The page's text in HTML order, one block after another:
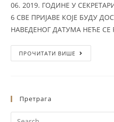
06. 2019. ГОДИНЕ У
6 СВЕ ПРИЈАВЕ КОЈЕ БУДУ
НАВЕДЕНОГ ДАТУМА НЕЋЕ СЕ
ПРОЧИТАТИ ВИШЕ
Претрага